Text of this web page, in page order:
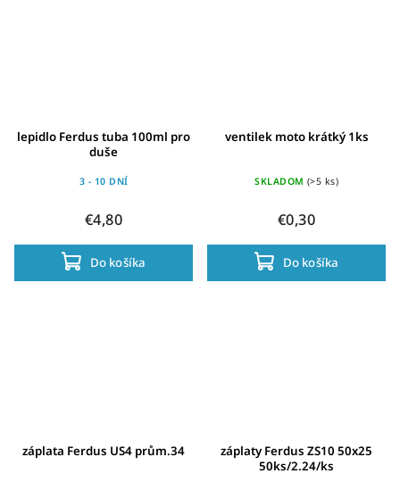
lepidlo Ferdus tuba 100ml pro
duše
3 - 10 DNÍ
€4,80
Do košíka
ventilek moto krátký 1ks
SKLADOM (>5 ks)
€0,30
Do košíka
záplata Ferdus US4 prům.34
záplaty Ferdus ZS10 50x25
50ks/2.24/ks